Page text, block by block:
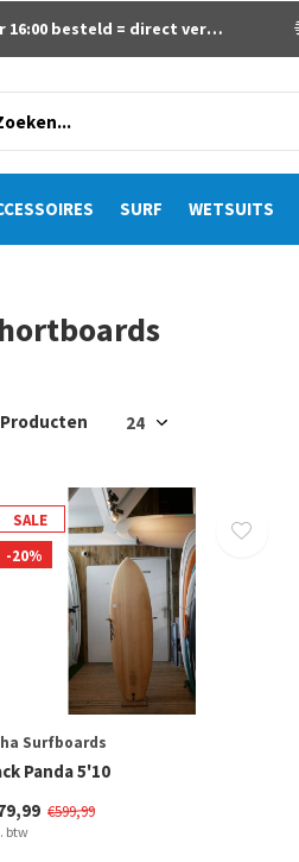
SURF WETSUITS
besteld = direct verzonden
SALE
-20%
Surfboards
Panda 5'10
€599,99
btw